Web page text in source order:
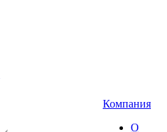
Компания
О